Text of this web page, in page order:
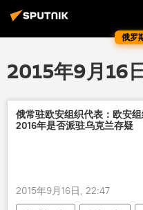
俄罗
2015年9月16
俄常驻欧安组织代表：欧安
2016年是否派驻乌克兰存疑
2015年9月16日, 22:47